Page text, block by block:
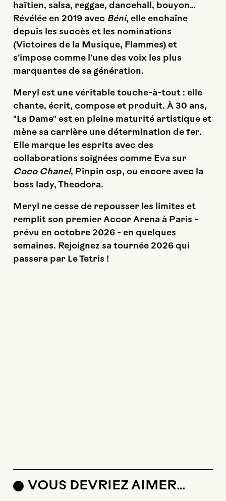
haïtien, salsa, reggae, dancehall, bouyon…
Révélée en 2019 avec Béni, elle enchaîne
depuis les succès et les nominations
(Victoires de la Musique, Flammes) et
s’impose comme l’une des voix les plus
marquantes de sa génération.
Meryl est une véritable touche-à-tout : elle
chante, écrit, compose et produit.À 30 ans,
"La Dame" est en pleine maturité artistique et
mène sa carrière une détermination de fer.
Elle marque les esprits avec des
collaborations soignées comme Eva sur
Coco Chanel, Pinpin osp, ou encore avec la
boss lady, Theodora.
Meryl ne cesse de repousser les limites et
remplit son premier Accor Arena à Paris -
prévu en octobre 2026 - en quelques
semaines. Rejoignez sa tournée 2026 qui
passera par Le Tetris !
VOUS DEVRIEZ AIMER…